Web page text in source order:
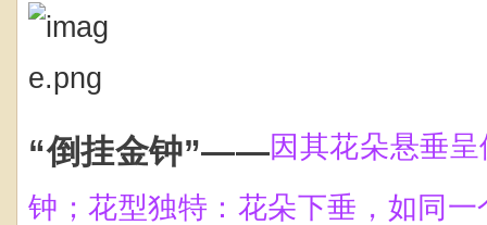
“倒挂金钟”——因其花朵悬垂
钟；花型独特：花朵下垂，如同